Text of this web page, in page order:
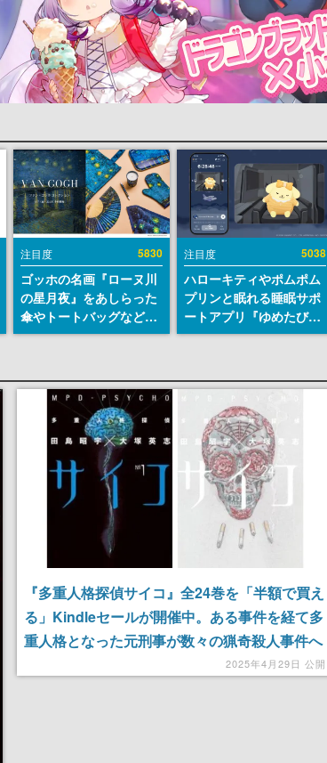
注目度 5830
ゴッホの名画『ローヌ川
の星月夜』をあしらった
傘やトートバッグなどが
登場。8月7日21時より2
注目度 5038
ハローキティやポムポム
プリンと眠れる睡眠サポ
ートアプリ『ゆめたび』
が配信中。キャラごとの
『多重人格探偵サイコ』全24巻を「半額で買え
る」Kindleセールが開催中。ある事件を経て多
重人格となった元刑事が数々の猟奇殺人事件へ
立ち向かうショッキング・サスペンスマンガ
2025年4月29日 公開